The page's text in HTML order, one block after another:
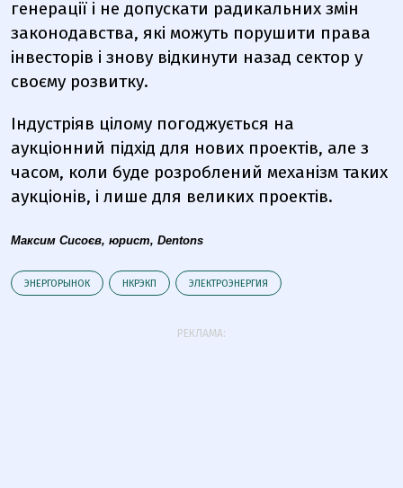
генерації і не допускати радикальних змін
законодавства, які можуть порушити права
інвесторів і знову відкинути назад сектор у
своєму розвитку.
Індустріяв цілому погоджується на
аукціонний підхід для нових проектів, але з
часом, коли буде розроблений механізм таких
аукціонів, і лише для великих проектів.
Максим Сисоєв, юрист, Dentons
ЭНЕРГОРЫНОК НКРЭКП ЭЛЕКТРОЭНЕРГИЯ
РЕКЛАМА: